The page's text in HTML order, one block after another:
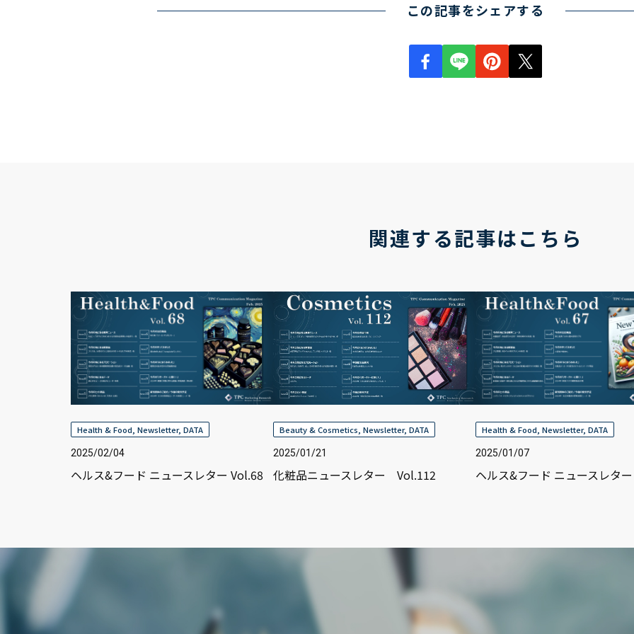
この記事をシェアする
関連する記事はこちら
Health & Food Newsletter, DATA
2025/02/04
ヘルス&フード ニュースレター Vol.68
Beauty & Cosmetics Newsletter, DATA
2025/01/21
化粧品ニュースレター Vol.112
Health & Food Newsletter, DATA
2025/01/07
ヘルス&フード ニュースレタ